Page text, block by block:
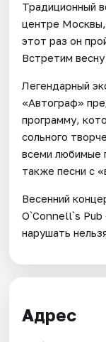
Традиционный
центре
этот раз он
Встретим
Легендарный
«Автограф»
программу,
сольного
всеми любимые
также песни с
Весенний
O`Connell`s
нарушать
Адрес